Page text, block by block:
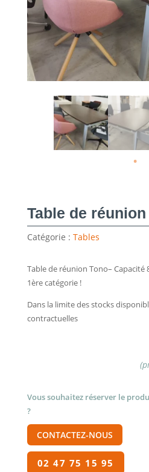
Table de réunion
Catégorie : Tables
Table de réunion Tono– Capacité
1ère catégorie !
Dans la limite des stocks
contractuelles
Vous souhaitez réserver le
?
CONTACTEZ-NOUS
02 47 75 15 95